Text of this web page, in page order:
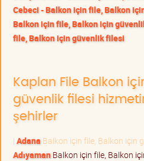
Cebeci - Balkon için file, Balkon
Balkon için file, Balkon için
file, Balkon için güvenlik filesi
Kaplan File Balkon
güvenlik filesi
şehirler
| Adana Balkon için file, Balkon için
AdıyamanBalkon için file, Balkon